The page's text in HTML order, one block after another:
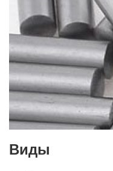
Виды